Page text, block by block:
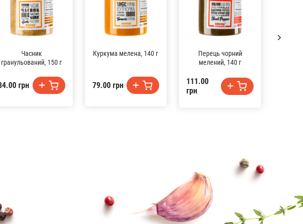
Часник
гранульований, 150 г
грн
Куркума мелена, 140 г
79.00 грн
Перець чорний
мелений, 140 г
111.00
грн